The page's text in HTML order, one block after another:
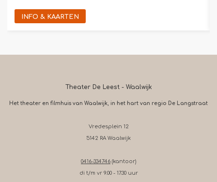
INFO & KAARTEN
Theater De Leest - Waalwijk
Het theater en filmhuis van Waalwijk, in het hart van regio De Langstraat
Vredesplein 12
5142 RA Waalwijk
0416-334746 (kantoor)
di t/m vr 9.00 - 17.30 uur